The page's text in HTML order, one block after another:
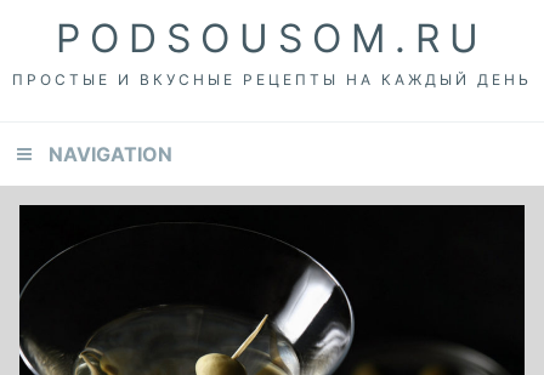
primary
content
footer
PODSOUSOM.RU
ПРОСТЫЕ И ВКУСНЫЕ РЕЦЕПТЫ НА КАЖДЫЙ ДЕНЬ
NAVIGATION